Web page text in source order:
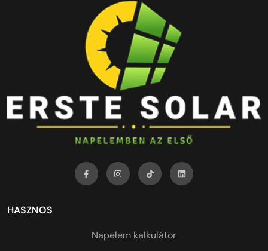
HASZNOS
Napelem kalkulátor